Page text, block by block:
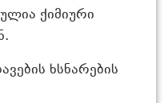
ქიმიური
ხსნარების